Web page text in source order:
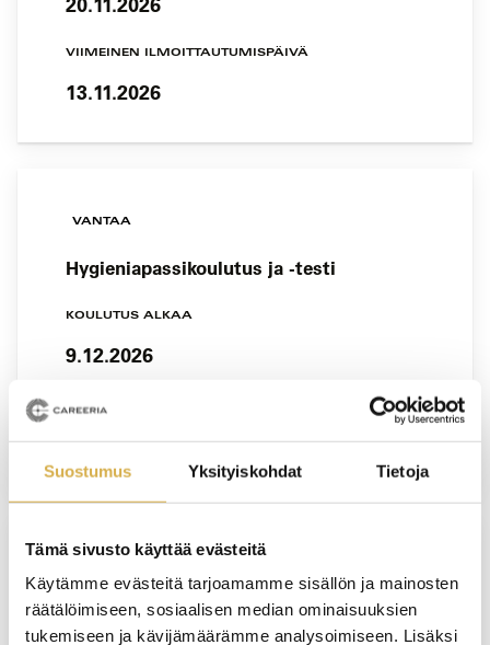
Suostumus Yksityiskohdat Tietoja
Tämä sivusto käyttää evästeitä
Käytämme evästeitä tarjoamamme sisällön ja mainosten
räätälöimiseen, sosiaalisen median ominaisuuksien
tukemiseen ja kävijämäärämme analysoimiseen. Lisäksi
VIIMEINEN ILMOITTAUTUMISPÄIVÄ
13.11.2026
VANTAA
Hygieniapassikoulutus ja -testi
KOULUTUS ALKAA
9.12.2026
1.12.2026
Isännöintityön koulutusohjelma |